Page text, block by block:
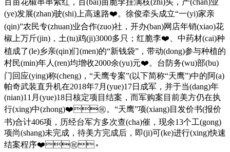
(ye)发展(zhan)驶(shi)上高速路❤️。徐俊牵头成立“一(yi)家亲
(qin)”农民专(zhuan)业合作(zuo)社，开办(ban)网店年销(xiao)花
椒上万斤(jin)，土(tu)鸡(ji)3000多只；红脆李❤️、中药材(cai)种
植成了(le)乡亲(qin)们(men)的“新钱袋”，带动(dong)参与种植的
村民(min)年人(ren)均增收2000余(yu)元❤️。台防务(wu)部(bu)
门回应(ying)称(cheng)，“天鹰专案”(以下简称“天鹰”)中的阿(a)
帕奇武装直升机在2018年7月(yue)17日成军，并于当(dang)年
(nian)11月(yue)18日核定项目结案，而军购案目前美方仍在执
行(xing)中(zhong)❤️㊗️。“天鹰”项(xiang)目发价书(报价
书)合计406项，历经台军方多次查(cha)催，现余13个工(gong)
项尚(shang)未完成，待美方完成后，即(ji)可(ke)进行(xing)快速
结案程序❤️㊗️。